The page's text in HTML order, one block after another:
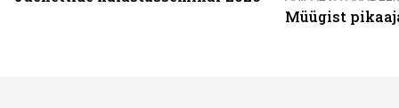
Müügist